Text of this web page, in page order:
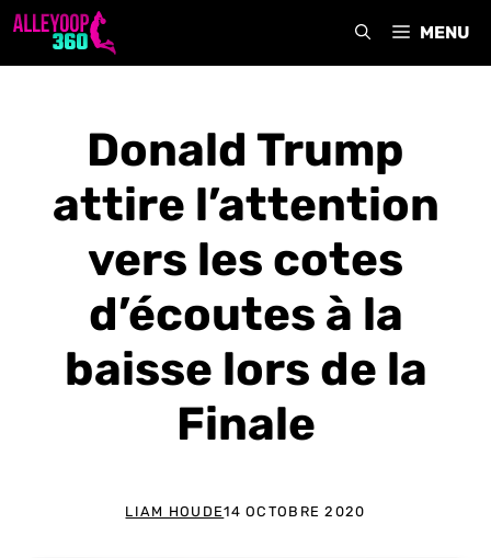
Aller
MENU
Donald Trump
attire l’attention
vers les cotes
d’écoutes à la
baisse lors de la
Finale
LIAM HOUDE14 OCTOBRE 2020